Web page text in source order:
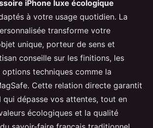
iPhone luxe écologique
à votre usage quotidien. La
transforme votre
unique, porteur de sens et
conseille sur les finitions, les
options techniques comme la
Cette relation directe garantit
qui dépasse vos attentes, tout en
écologiques et la qualité